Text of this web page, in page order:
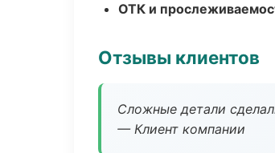
ОТК и
Отзывы клиентов
Сложные детали
— Клиент компании